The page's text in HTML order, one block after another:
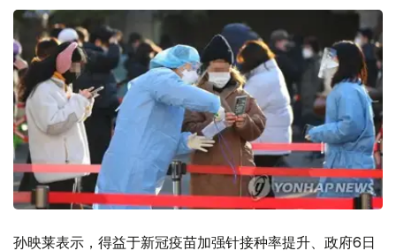
孙映莱表示，得益于新冠疫苗加强针接种率提升、政府6日